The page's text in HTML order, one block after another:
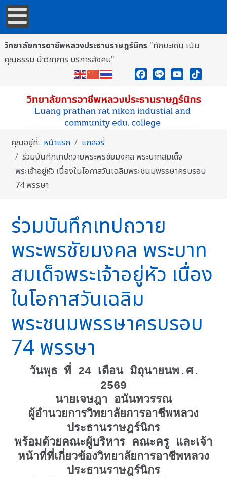
วิทยาลัยการอาชีพหลวงประธานราษฎร์นิกร "ทักษะเด่น เน้น
คุณธรรม นำวิชาการ บริการสังคม"
คุณอยู่ที่: หน้าแรก
แกลอรี่
ร่วมบันทึกเทปถวายพระพรชัยมงคล พระบาทสมเด็จ
พระเจ้าอยู่หัว เนื่องในโอกาสวันเฉลิมพระชนมพรรษาครบรอบ
74 พรรษา
ร่วมบันทึกเทปถวาย
พระพรชัยมงคล พระบาท
สมเด็จพระเจ้าอยู่หัว เนื่อง
ในโอกาสวันเฉลิม
พระชนมพรรษาครบรอบ
74 พรรษา
วันพุธ ที่ 24 เดือน มิถุนายนพ.ศ.
2569
นายเจษฎา อนันทวรรณ
ผู้อำนวยการวิทยาลัยการอาชีพหลวง
ประธานราษฎร์นิกร
พร้อมด้วยคณะผู้บริหาร คณะครู และเจ้า
หน้าที่ที่เกี่ยวข้องวิทยาลัยการอาชีพหลวง
ประธานราษฎร์นิกร